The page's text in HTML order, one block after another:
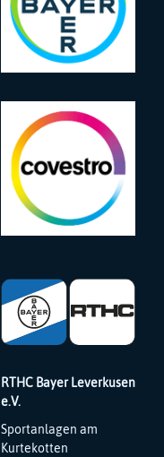
RTHC Bayer Leverkusen
e.V.
Sportanlagen am
Kurtekotten